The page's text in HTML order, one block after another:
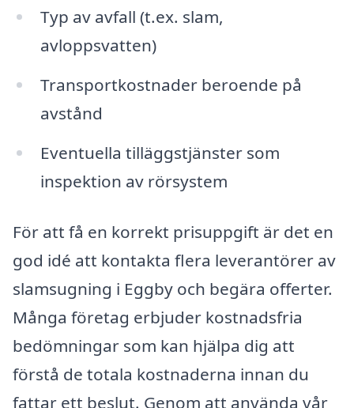
Typ av avfall (t.ex. slam,
avloppsvatten)
Transportkostnader beroende på
avstånd
Eventuella tilläggstjänster som
inspektion av rörsystem
För att få en korrekt prisuppgift är det en
god idé att kontakta flera leverantörer av
slamsugning i Eggby och begära offerter.
Många företag erbjuder kostnadsfria
bedömningar som kan hjälpa dig att
förstå de totala kostnaderna innan du
fattar ett beslut. Genom att använda vår